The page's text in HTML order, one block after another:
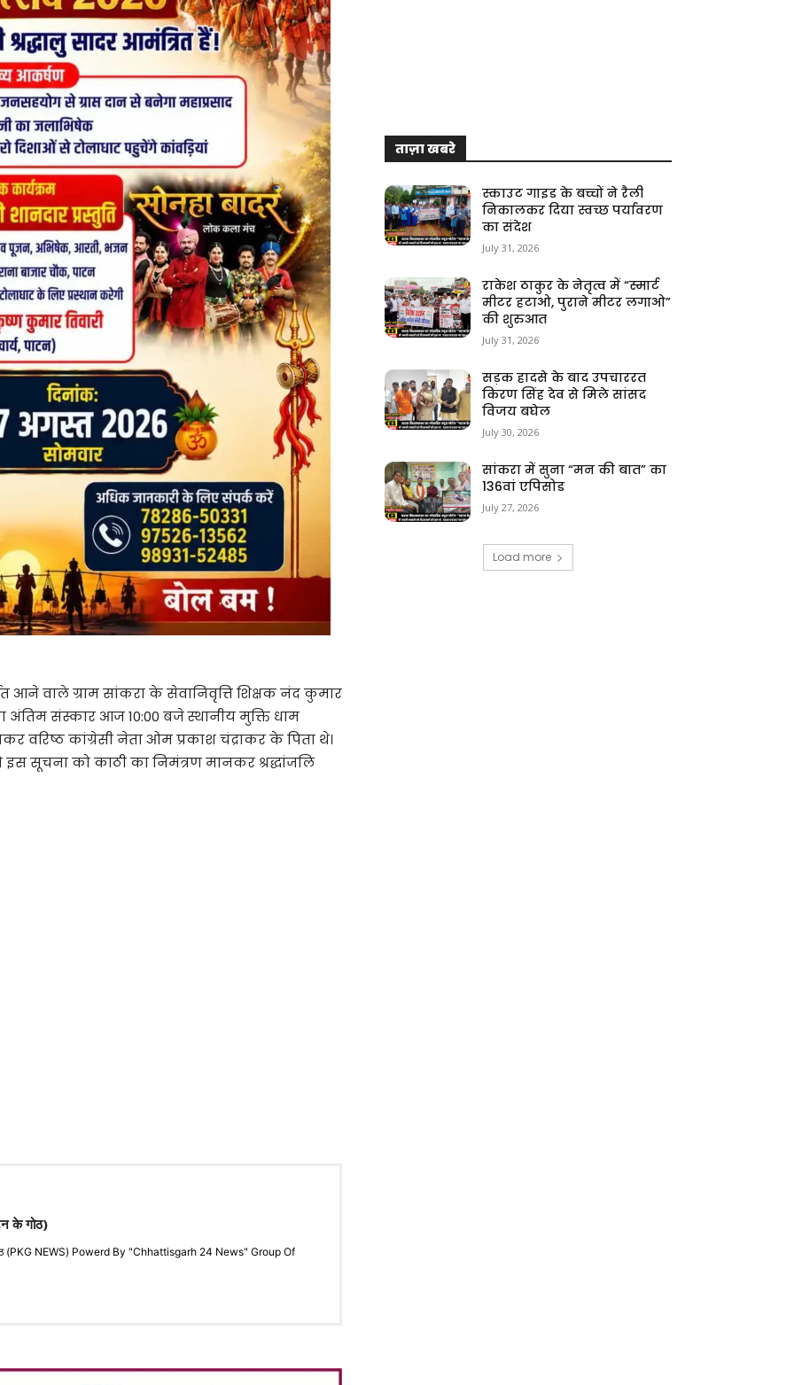
वाले ग्राम सांकरा के सेवानिवृत्ति शिक्षक नंद कुमार
अंतिम संस्कार आज 10:00 बजे स्थानीय मुक्ति धाम
वरिष्ठ कांग्रेसी नेता ओम प्रकाश चंद्राकर के पिता थे।
इस सूचना को काठी का निमंत्रण मानकर श्रद्धांजलि
के गोठ)
(PKG NEWS) Powerd By "Chhattisgarh 24 News" Group Of
ताज़ा खबरे
स्काउट गाइड के बच्चों ने रैली
निकालकर दिया स्वच्छ पर्यावरण
का संदेश
July 31, 2026
राकेश ठाकुर के नेतृत्व में “स्मार्ट
मीटर हटाओ, पुराने मीटर लगाओ”
की शुरुआत
July 31, 2026
सड़क हादसे के बाद उपचाररत
किरण सिंह देव से मिले सांसद
विजय बघेल
July 30, 2026
सांकरा में सुना “मन की बात” का
136वां एपिसोड
July 27, 2026
Load more